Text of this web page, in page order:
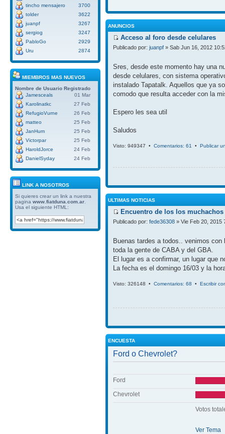
tincho mensajero
3700
tolder
3622
juanpf
3267
sergiog
3247
PabloGo
2929
Uru
2874
MIEMBROS MAS NUEVOS
Nombre de Usuario Registrado
Jamesceals
01 Mar
Karolinatkc
27 Feb
RefugioVurne
26 Feb
matteo
25 Feb
JanHum
25 Feb
Victorpar
25 Feb
HaroldJorce
24 Feb
DanielSyday
24 Feb
LINK A NOSOTROS
Si quieres crear un link a nuestra
pagina www.fiatduna.com.ar
Usa el siguiente HTML:
ANUNCIOS
Acceso al foro desde celulares
Publicado por: juanpf » Sab Jun 16, 2012
Sres, desde este momento hay una
desde celulares, con sistema
instalado Tapatalk. Aquellos que ya
comodo que resulta acceder con la
Espero les sea util
Saludos
Visto: 949347 • Comentarios: 61 • Publicar
ULTIMAS NOTICIAS
Encuentro de los los
Publicado por: fede36308 » Vie Feb 20, 2015
Buenas tardes a todos.. venimos
toda la gente de CABA y del GBA.
El lugar es a confirmar, un lugar que
La fecha es el domingo 16/03 y la
Visto: 326148 • Comentarios: 68 • Escribir
ENCUESTA
Ford o Chevrolet?
Ford
Chevrolet
Votos
Ver Tema